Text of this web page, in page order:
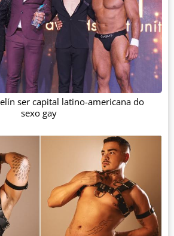
ser capital latino-americana do
sexo gay